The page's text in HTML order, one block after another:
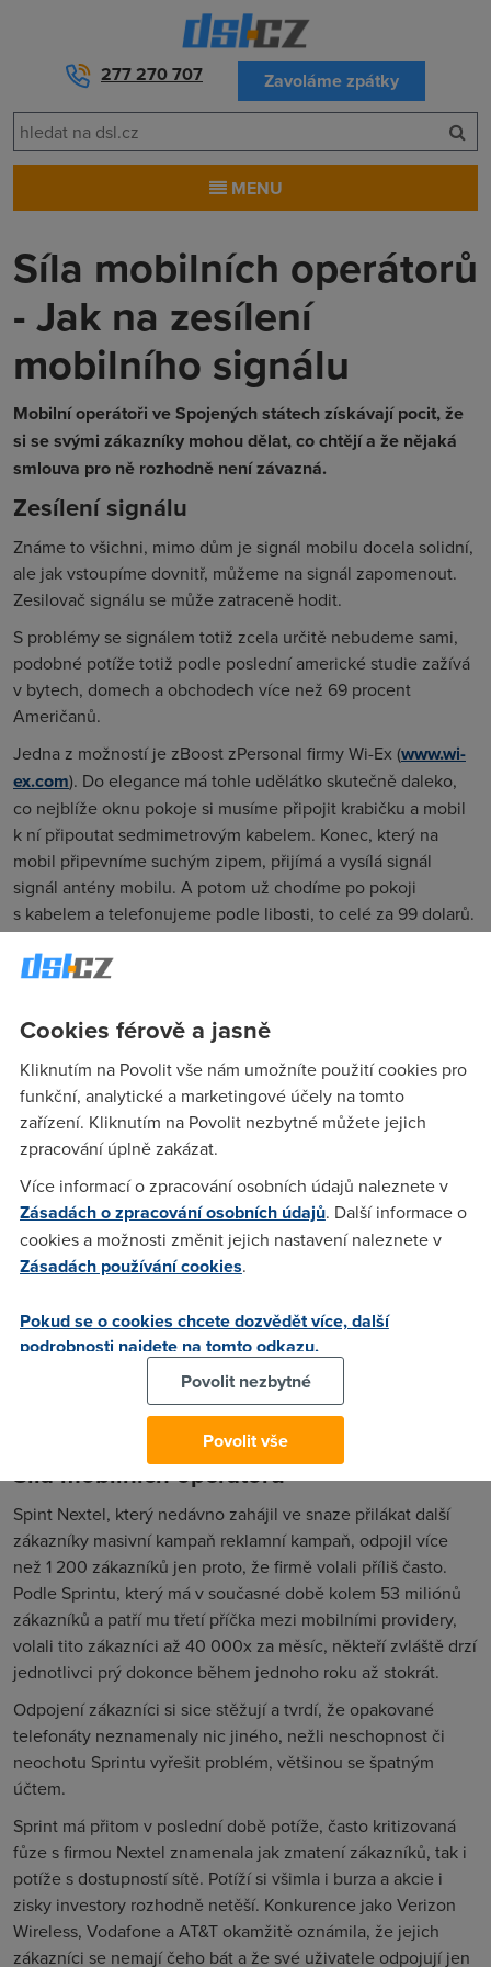
277 270 707 Zavoláme zpátky
MENU
Síla mobilních operátorů
- Jak na zesílení
mobilního signálu
Mobilní operátoři ve Spojených státech získávají pocit, že
si se svými zákazníky mohou dělat, co chtějí a že nějaká
smlouva pro ně rozhodně není závazná.
Zesílení signálu
Známe to všichni, mimo dům je signál mobilu docela solidní,
ale jak vstoupíme dovnitř, můžeme na signál zapomenout.
Zesilovač signálu se může zatraceně hodit.
S problémy se signálem totiž zcela určitě nebudeme sami,
podobné potíže totiž podle poslední americké studie zažívá
v bytech, domech a obchodech více než 69 procent
Američanů.
Jedna z možností je zBoost zPersonal firmy Wi-Ex (www.wi-
ex.com). Do elegance má tohle udělátko skutečně daleko,
co nejblíže oknu pokoje si musíme připojit krabičku a mobil
k ní připoutat sedmimetrovým kabelem. Konec, který na
mobil připevníme suchým zipem, přijímá a vysílá signál
signál antény mobilu. A potom už chodíme po pokoji
s kabelem a telefonujeme podle libosti, to celé za 99 dolarů.
Pokud si ale připlatíme dalších 70 dolarů, získáme přístroj
zBoost zPersonal Wireless, který, jak je ostatně z názvu
od základní jednotky vzdálit víc než 8 metrů.
průmyslovou verzi zBoost Dual Band YX-510-Cel-PCS (400
dolarů), v tomto případě získáme pokrytí 250 čtverečních
metrů. Všechny tyto zesilovače pracují se přemi americkými
mobilními providery s vyjímkou Nextelu.
Teprve při důkladnějším šťourání zjistíme, že zBoost má ve
skutečnosti o jednu komponentu víc – je zde totiž ještě
externí anténa, kterou umístíme buď na půdě nebo pod
střechou, a tu také musíme připevnit k pokojové jednotce
anténě, přenáší jej po drátě do pokojové jednotky, a od ní
potom putuje signál po drátě (nebo bez něj v případě
bezdrátového systému) k anténě mobilu. Vedle přenosu a
zesílení signálu výrobce navíc slibuje použítí vlastní
patentované technologie pro ochranu integrity mobilní sítě.
Síla mobilních operátorů
Spint Nextel, který nedávno zahájil ve snaze přilákat další
zákazníky masivní kampaň reklamní kampaň, odpojil více
než 1 200 zákazníků jen proto, že firmě volali příliš často.
Podle Sprintu, který má v současné době kolem 53 miliónů
zákazníků a patří mu třetí příčka mezi mobilními providery,
volali tito zákazníci až 40 000x za měsíc, někteří zvláště drzí
jednotlivci prý dokonce během jednoho roku až stokrát.
Odpojení zákazníci si sice stěžují a tvrdí, že opakované
telefonáty neznamenaly nic jiného, nežli neschopnost či
neochotu Sprintu vyřešit problém, většinou se špatným
účtem.
Sprint má přitom v poslední době potíže, často kritizovaná
fůze s firmou Nextel znamenala jak zmatení zákazníků, tak i
potíže s dostupností sítě. Potíží si všimla i burza a akcie i
zisky investory rozhodně netěší. Konkurence jako Verizon
Wireless, Vodafone a AT&T okamžitě oznámila, že jejich
zákazníci se nemají čeho bát a že své uživatele odpojují jen
Cookies férově a jasně
Kliknutím na Povolit vše nám umožníte použití cookies pro
funkční, analytické a marketingové účely na tomto
zařízení. Kliknutím na Povolit nezbytné můžete jejich
zpracování úplně zakázat.
Více informací o zpracování osobních údajů naleznete v
Zásadách o zpracování osobních údajů. Další informace o
cookies a možnosti změnit jejich nastavení naleznete v
Zásadách používání cookies.
Pokud se o cookies chcete dozvědět více, další
podrobnosti najdete na tomto odkazu.
Povolit nezbytné
Povolit vše